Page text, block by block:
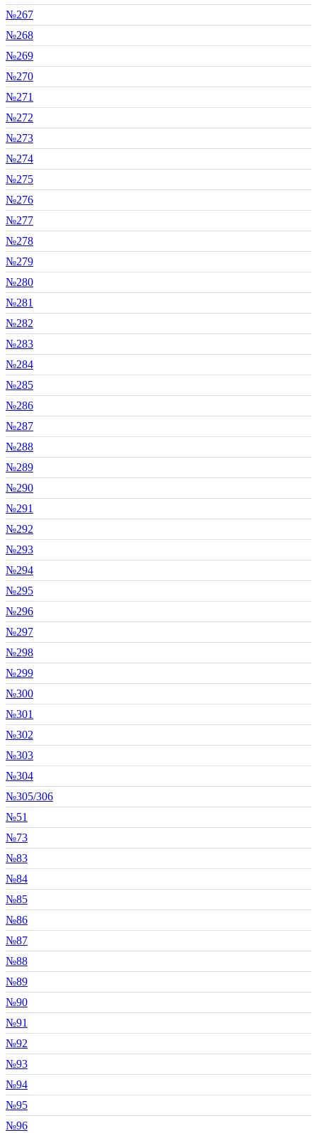
№267
№268
№269
№270
№271
№272
№273
№274
№275
№276
№277
№278
№279
№280
№281
№282
№283
№284
№285
№286
№287
№288
№289
№290
№291
№292
№293
№294
№295
№296
№297
№298
№299
№300
№301
№302
№303
№304
№305/306
№51
№73
№83
№84
№85
№86
№87
№88
№89
№90
№91
№92
№93
№94
№95
№96